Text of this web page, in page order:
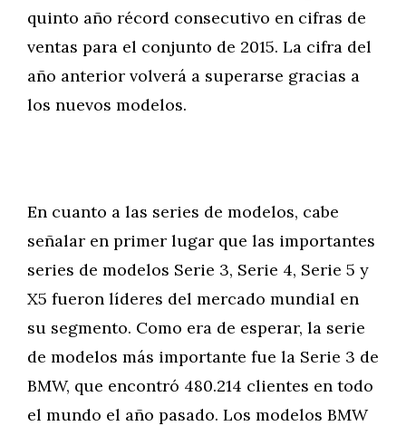
quinto año récord consecutivo en cifras de
ventas para el conjunto de 2015. La cifra del
año anterior volverá a superarse gracias a
los nuevos modelos.
En cuanto a las series de modelos, cabe
señalar en primer lugar que las importantes
series de modelos Serie 3, Serie 4, Serie 5 y
X5 fueron líderes del mercado mundial en
su segmento. Como era de esperar, la serie
de modelos más importante fue la Serie 3 de
BMW, que encontró 480.214 clientes en todo
el mundo el año pasado. Los modelos BMW